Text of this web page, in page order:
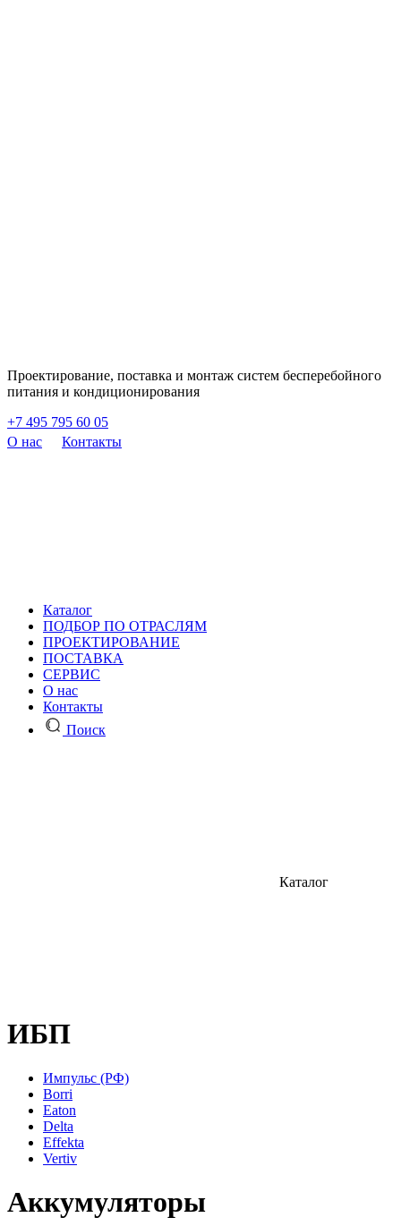
Проектирование, поставка и монтаж систем бесперебойного
питания и кондиционирования
+7 495 795 60 05
О нас
Контакты
Каталог
ПОДБОР ПО ОТРАСЛЯМ
ПРОЕКТИРОВАНИЕ
ПОСТАВКА
СЕРВИС
О нас
Контакты
Поиск
Каталог
ИБП
Импульс (РФ)
Borri
Eaton
Delta
Effekta
Vertiv
Аккумуляторы